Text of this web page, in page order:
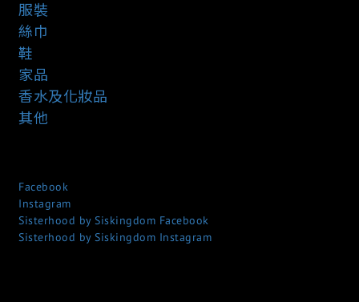
服裝
絲巾
鞋
家品
香水及化妝品
其他
Facebook
Instagram
Sisterhood by Siskingdom Facebook
Sisterhood by Siskingdom Instagram